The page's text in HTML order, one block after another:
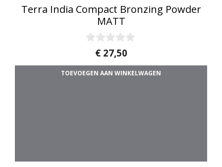
Terra India Compact Bronzing Powder
MATT
a
n
€27,50
TOEVOEGEN AAN WINKELWAGEN